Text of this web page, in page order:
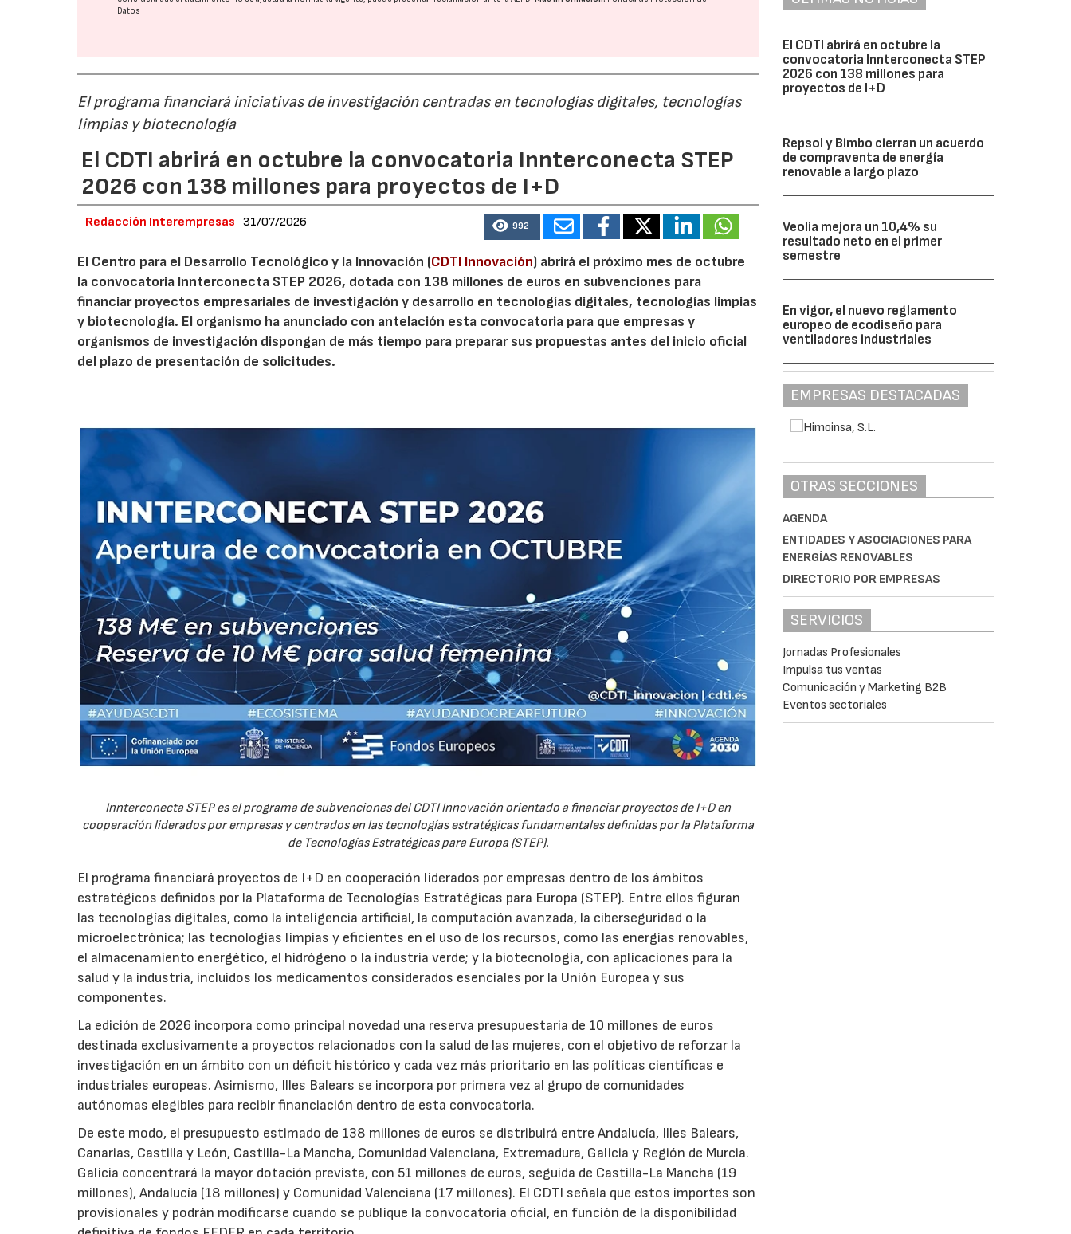
Datos
El programa financiará iniciativas de investigación centradas en tecnologías digitales, tecnologías
limpias y biotecnología
El CDTI abrirá en octubre la convocatoria Innterconecta STEP
2026 con 138 millones para proyectos de I+D
Redacción Interempresas 31/07/2026 992
El Centro para el Desarrollo Tecnológico y la Innovación (CDTI Innovación) abrirá el próximo mes de octubre
la convocatoria Innterconecta STEP 2026, dotada con 138 millones de euros en subvenciones para
financiar proyectos empresariales de investigación y desarrollo en tecnologías digitales, tecnologías limpias
y biotecnología. El organismo ha anunciado con antelación esta convocatoria para que empresas y
organismos de investigación dispongan de más tiempo para preparar sus propuestas antes del inicio oficial
del plazo de presentación de solicitudes.
Innterconecta STEP es el programa de subvenciones del CDTI Innovación orientado a financiar proyectos de I+D en
cooperación liderados por empresas y centrados en las tecnologías estratégicas fundamentales definidas por la Plataforma
de Tecnologías Estratégicas para Europa (STEP).
El programa financiará proyectos de I+D en cooperación liderados por empresas dentro de los ámbitos
estratégicos definidos por la Plataforma de Tecnologías Estratégicas para Europa (STEP). Entre ellos figuran
las tecnologías digitales, como la inteligencia artificial, la computación avanzada, la ciberseguridad o la
microelectrónica; las tecnologías limpias y eficientes en el uso de los recursos, como las energías renovables,
el almacenamiento energético, el hidrógeno o la industria verde; y la biotecnología, con aplicaciones para la
salud y la industria, incluidos los medicamentos considerados esenciales por la Unión Europea y sus
componentes.
La edición de 2026 incorpora como principal novedad una reserva presupuestaria de 10 millones de euros
destinada exclusivamente a proyectos relacionados con la salud de las mujeres, con el objetivo de reforzar la
investigación en un ámbito con un déficit histórico y cada vez más prioritario en las políticas científicas e
industriales europeas. Asimismo, Illes Balears se incorpora por primera vez al grupo de comunidades
autónomas elegibles para recibir financiación dentro de esta convocatoria.
De este modo, el presupuesto estimado de 138 millones de euros se distribuirá entre Andalucía, Illes Balears,
Canarias, Castilla y León, Castilla-La Mancha, Comunidad Valenciana, Extremadura, Galicia y Región de Murcia.
Galicia concentrará la mayor dotación prevista, con 51 millones de euros, seguida de Castilla-La Mancha (19
millones), Andalucía (18 millones) y Comunidad Valenciana (17 millones). El CDTI señala que estos importes son
provisionales y podrán modificarse cuando se publique la convocatoria oficial, en función de la disponibilidad
El CDTI abrirá en octubre la
convocatoria Innterconecta STEP
2026 con 138 millones para
proyectos de I+D
Repsol y Bimbo cierran un acuerdo
de compraventa de energía
renovable a largo plazo
Veolia mejora un 10,4% su
resultado neto en el primer
semestre
En vigor, el nuevo reglamento
europeo de ecodiseño para
ventiladores industriales
EMPRESAS DESTACADAS
OTRAS SECCIONES
AGENDA
ENTIDADES Y ASOCIACIONES PARA
ENERGÍAS RENOVABLES
DIRECTORIO POR EMPRESAS
SERVICIOS
Jornadas Profesionales
Impulsa tus ventas
Comunicación y Marketing B2B
Eventos sectoriales